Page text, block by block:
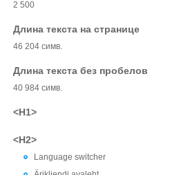
2 500
Длина текста на странице
46 204 симв.
Длина текста без пробелов
40 984 симв.
<H1>
<H2>
Language switcher